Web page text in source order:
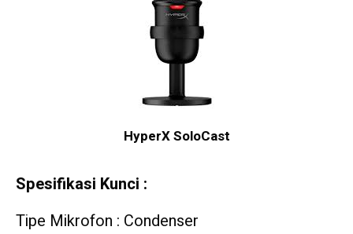
HyperX SoloCast
Spesifikasi Kunci :
Tipe Mikrofon : Condenser